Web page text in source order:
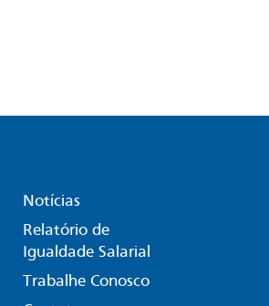
Notícias
Relatório de
Igualdade Salarial
Trabalhe Conosco